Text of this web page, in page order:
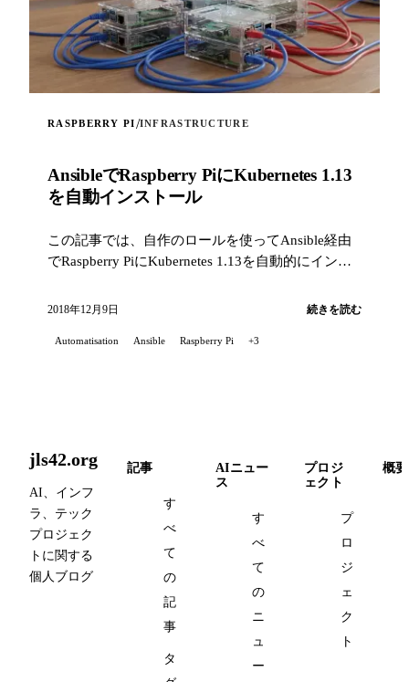
RASPBERRY PI/INFRASTRUCTURE
AnsibleでRaspberry PiにKubernetes 1.13
を自動インストール
この記事では、自作のロールを使ってAnsible経由
でRaspberry PiにKubernetes 1.13を自動的にインス
2018年12月9日 続きを読む
Automatisation Ansible Raspberry Pi +3
jls42.org
AI、インフ
ラ、テック
プロジェク
トに関する
個人ブログ
記事
す
べ
て
の
記
事
タ
AIニュー
ス
す
べ
て
の
ニ
ュ
ー
プロジ
ェクト
プ
ロ
ジ
ェ
ク
ト
概要